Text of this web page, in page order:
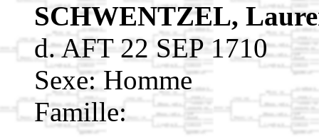
SCHWENTZEL,
d. AFT 22 SEP 1710
Sexe: Homme
Famille: